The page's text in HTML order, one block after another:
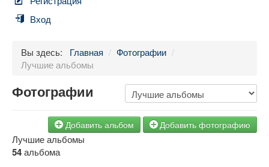
Вход
Вы здесь: Главная / Фотографии /
Лучшие альбомы
Фотографии
Добавить альбом Добавить фотографию
Лучшие альбомы
54альбома